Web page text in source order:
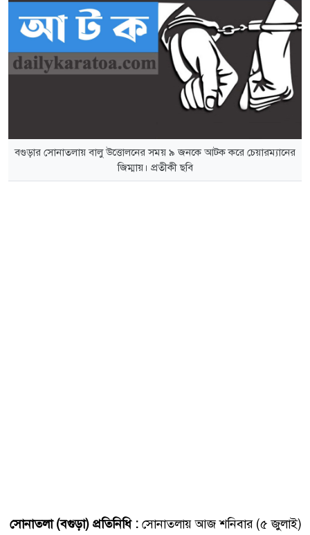
বগুড়ার সোনাতলায় বালু উত্তোলনের সময় ৯ জনকে আটক করে চেয়ারম্যানের
জিম্মায়। প্রতীকী ছবি
সোনাতলা (বগুড়া) প্রতিনিধি : সোনাতলায় আজ শনিবার (৫ জুলাই)